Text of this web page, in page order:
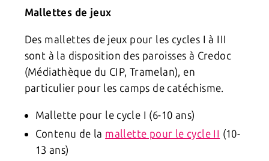
Mallettes de jeux
Des mallettes de jeux pour les cycles I à III
sont à la disposition des paroisses à Credoc
(Médiathèque du CIP, Tramelan), en
particulier pour les camps de catéchisme.
Mallette pour le cycle I (6-10 ans)
Contenu de la mallette pour le cycle II (10-
13 ans)